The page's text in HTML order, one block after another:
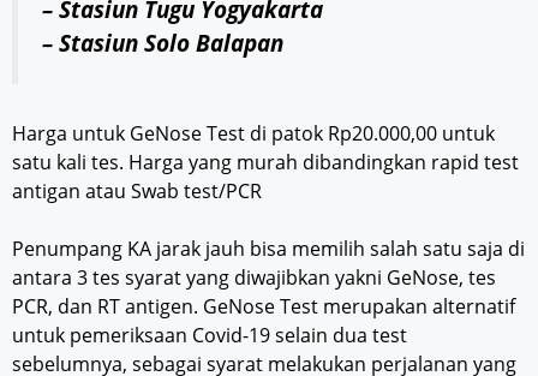
– Stasiun Tugu Yogyakarta
– Stasiun Solo Balapan
Harga untuk GeNose Test di patok Rp20.000,00 untuk
satu kali tes. Harga yang murah dibandingkan rapid test
antigan atau Swab test/PCR
Penumpang KA jarak jauh bisa memilih salah satu saja di
antara 3 tes syarat yang diwajibkan yakni GeNose, tes
PCR, dan RT antigen. GeNose Test merupakan alternatif
untuk pemeriksaan Covid-19 selain dua test
sebelumnya, sebagai syarat melakukan perjalanan yang